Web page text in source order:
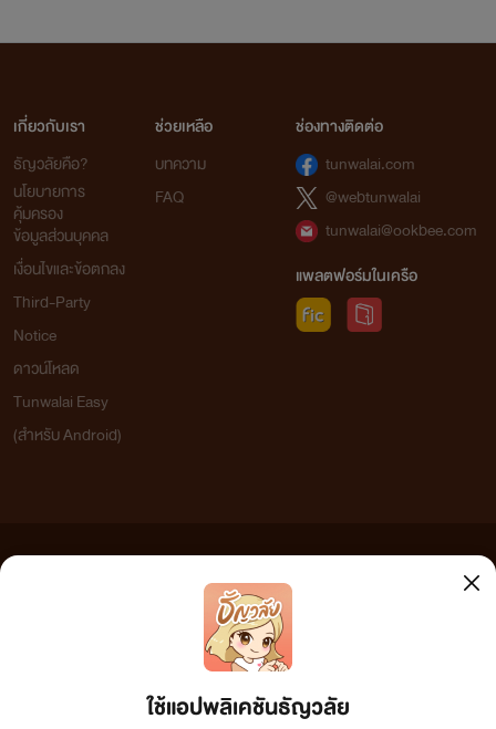
ใช้แอปพลิเคชันธัญวลัย
เกี่ยวกับเรา
ธัญวลัยคือ?
นโยบายการ
คุ้มครอง
ข้อมูลส่วนบุคคล
เงื่อนไขและข้อตกลง
Third-Party
Notice
ดาวน์โหลด
Tunwalai Easy
(สำหรับ Android)
ช่วยเหลือ
บทความ
FAQ
ช่องทางติดต่อ
tunwalai.com
@webtunwalai
tunwalai@ookbee.com
แพลตฟอร์มในเครือ
เว็บไซต์แห่งนี้ไม่ได้เห็นด้วยและไม่ขอรับผิดชอบต่อข้อความใดๆ ทั้งสิ้น ดังนั้นผู้อ่านทุกท่านโปรดใช้
วิจารณญาณในการกลั่นกรองด้วยตนเอง และหากท่านพบข้อความใดๆ ที่ขัดต่อกฎหมายและศีลธรรม
กรุณาแจ้งมาที่ tunwalai@ookbee.com เพื่อทีมงานจะได้ดำเนินการในทันที ทั้งนี้ ทางเว็บไซต์ขอสงวน
ลิขสิทธิ์ตามพระราชบัญญัติลิขสิทธิ์ (ฉบับเพิ่มเติม) พ.ศ.2558